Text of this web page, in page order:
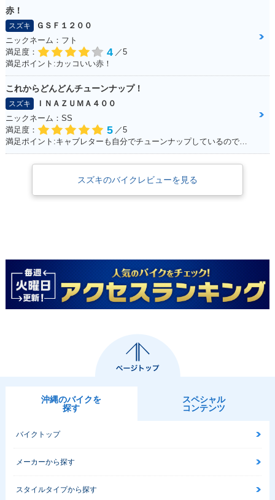
赤！
スズキ
ＧＳＦ１２００
ニックネーム：フト
満足度：
4 ／5
満足ポイント:カッコいい赤！
これからどんどんチューンナップ！
スズキ
ＩＮＡＺＵＭＡ４００
ニックネーム：SS
満足度：
5 ／5
満足ポイント:キャブレターも自分でチューンナップしているので、これからもっともっとチューンナップしていきたい♪
スズキのバイクレビューを見る
沖縄のバイクを
探す
スペシャル
コンテンツ
バイクトップ
メーカーから探す
スタイルタイプから探す